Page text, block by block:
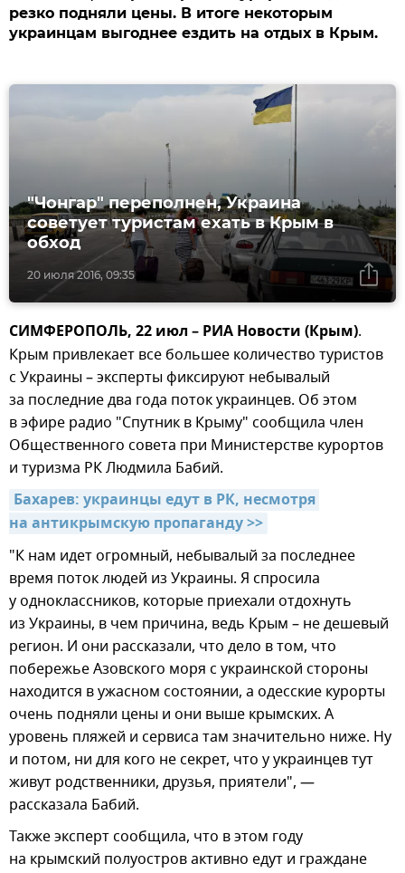
резко подняли цены. В итоге некоторым
украинцам выгоднее ездить на отдых в Крым.
20 июля 2016, 09:35
"Чонгар" переполнен, Украина
советует туристам ехать в Крым в
обход
СИМФЕРОПОЛЬ, 22 июл – РИА Новости (Крым).
Крым привлекает все большее количество туристов
с Украины – эксперты фиксируют небывалый
за последние два года поток украинцев. Об этом
в эфире радио "Спутник в Крыму" сообщила член
Общественного совета при Министерстве курортов
и туризма РК Людмила Бабий.
Бахарев: украинцы едут в РК, несмотря
на антикрымскую пропаганду >>
"К нам идет огромный, небывалый за последнее
время поток людей из Украины. Я спросила
у одноклассников, которые приехали отдохнуть
из Украины, в чем причина, ведь Крым – не дешевый
регион. И они рассказали, что дело в том, что
побережье Азовского моря с украинской стороны
находится в ужасном состоянии, а одесские курорты
очень подняли цены и они выше крымских. А
уровень пляжей и сервиса там значительно ниже. Ну
и потом, ни для кого не секрет, что у украинцев тут
живут родственники, друзья, приятели", —
рассказала Бабий.
Также эксперт сообщила, что в этом году
на крымский полуостров активно едут и граждане